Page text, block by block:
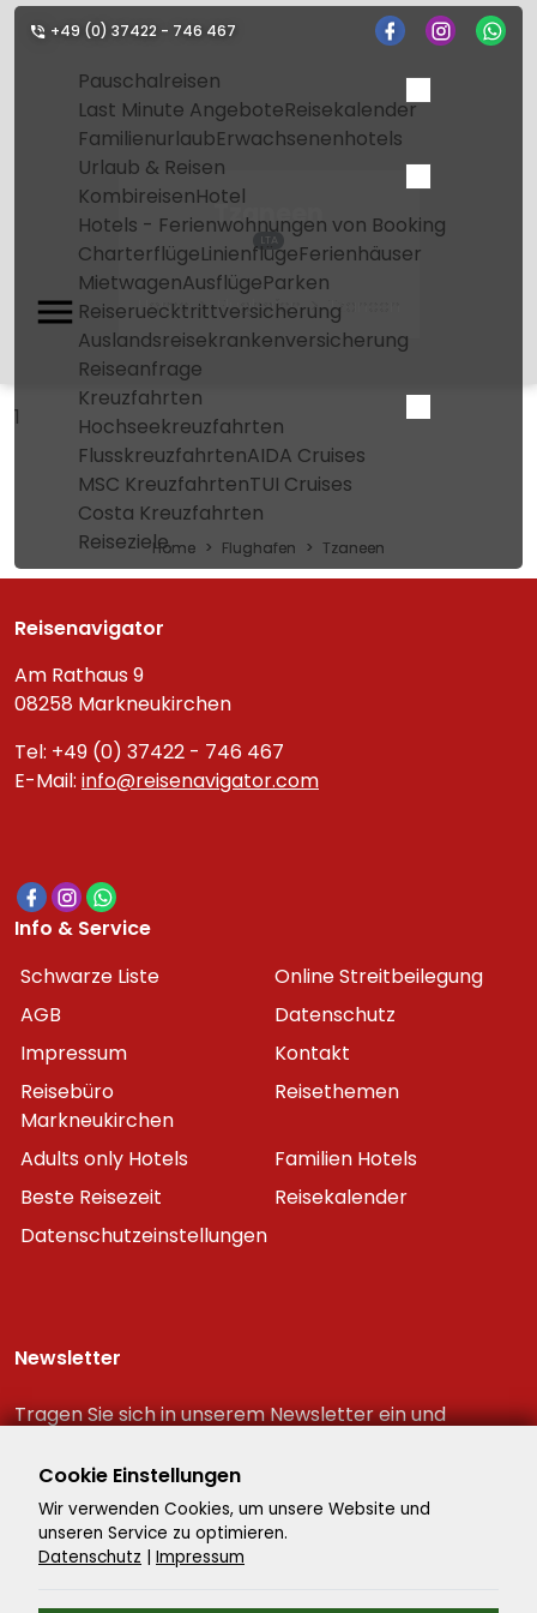
+49 (0) 37422 - 746 467
Pauschalreisen
Last Minute AngeboteReisekalender
FamilienurlaubErwachsenenhotels
Urlaub & Reisen
KombireisenHotel
Hotels - Ferienwohnungen von Booking
CharterflügeLinienflügeFerienhäuser
MietwagenAusflügeParken
Reiseruecktrittversicherung
Auslandsreisekrankenversicherung
Reiseanfrage
Kreuzfahrten
Hochseekreuzfahrten
FlusskreuzfahrtenAIDA Cruises
MSC KreuzfahrtenTUI Cruises
Costa Kreuzfahrten
Reiseziele
Tzaneen
LTA
Home Flughafen Tzaneen
1
Home Flughafen Tzaneen
Reisenavigator
Am Rathaus 9
08258 Markneukirchen
Tel: +49 (0) 37422 - 746 467
E-Mail: info@reisenavigator.com
Info & Service
Schwarze Liste
Online Streitbeilegung
AGB
Datenschutz
Impressum
Kontakt
Reisebüro
Markneukirchen
Reisethemen
Adults only Hotels
Familien Hotels
Beste Reisezeit
Reisekalender
Datenschutzeinstellungen
Newsletter
Tragen Sie sich in unserem Newsletter ein und
Reiseschnäppchen!
Cookie Einstellungen
Wir verwenden Cookies, um unsere Website und
unseren Service zu optimieren.
Datenschutz | Impressum